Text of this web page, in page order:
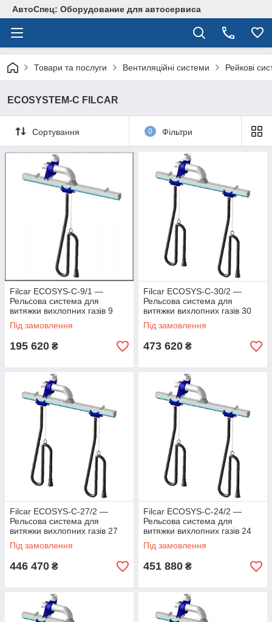
АвтоСпец: Оборудование для автосервиса
Товари та послуги Вентиляційні системи Рейкові
ECOSYSTEM-C FILCAR
Сортування 0 Фільтри
Filcar ECOSYS-C-9/1 —
Рельсова система для
витяжки вихлопних газів 9
метрів
Під замовлення
195 620 ₴
Filcar ECOSYS-C-30/2 —
Рельсова система для
витяжки вихлопних газів 30
метрів
Під замовлення
473 620 ₴
Filcar ECOSYS-C-27/2 —
Рельсова система для
витяжки вихлопних газів 27
метрів
Під замовлення
446 470 ₴
Filcar ECOSYS-C-24/2 —
Рельсова система для
витяжки вихлопних газів 24
метри
Під замовлення
451 880 ₴